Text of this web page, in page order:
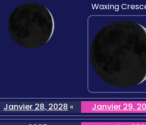
Waxing
Janvier 28, 2028 « Janvier 29,